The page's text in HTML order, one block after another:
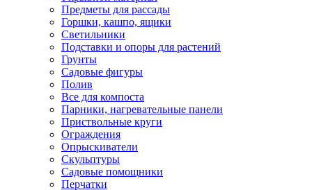
Предметы для рассады
Горшки, кашпо, ящики
Светильники
Подставки и опоры для растений
Грунты
Садовые фигуры
Полив
Все для компоста
Парники, нагревательные панели
Приствольные круги
Ограждения
Опрыскиватели
Скульптуры
Садовые помощники
Перчатки